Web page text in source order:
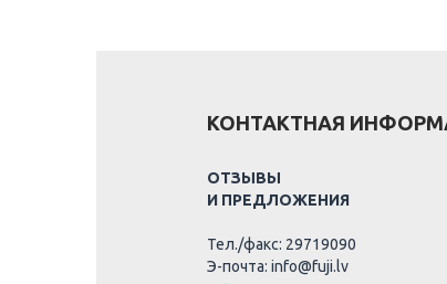
КОНТАКТНАЯ
ОТЗЫВЫ
И ПРЕДЛОЖЕНИЯ
Тел./факс: 29719090
Э-почта: info@fuji.lv